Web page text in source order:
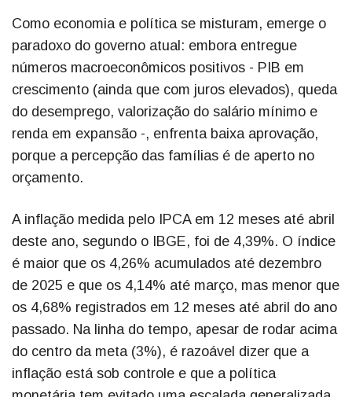
Como economia e política se misturam, emerge o
paradoxo do governo atual: embora entregue
números macroeconômicos positivos - PIB em
crescimento (ainda que com juros elevados), queda
do desemprego, valorização do salário mínimo e
renda em expansão -, enfrenta baixa aprovação,
porque a percepção das famílias é de aperto no
orçamento.
A inflação medida pelo IPCA em 12 meses até abril
deste ano, segundo o IBGE, foi de 4,39%. O índice
é maior que os 4,26% acumulados até dezembro
de 2025 e que os 4,14% até março, mas menor que
os 4,68% registrados em 12 meses até abril do ano
passado. Na linha do tempo, apesar de rodar acima
do centro da meta (3%), é razoável dizer que a
inflação está sob controle e que a política